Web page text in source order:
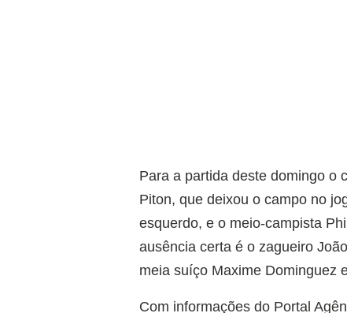
Para a partida deste domingo o
Piton, que deixou o campo no
esquerdo, e o meio-campista
ausência certa é o zagueiro
meia suíço Maxime Dominguez
Com informações do Portal